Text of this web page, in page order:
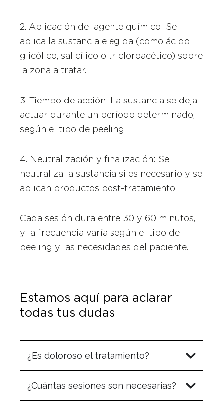
2. Aplicación del agente químico: Se
aplica la sustancia elegida (como ácido
glicólico, salicílico o tricloroacético) sobre
la zona a tratar.
3. Tiempo de acción: La sustancia se deja
actuar durante un período determinado,
según el tipo de peeling.
4. Neutralización y finalización: Se
neutraliza la sustancia si es necesario y se
aplican productos post-tratamiento.
Cada sesión dura entre 30 y 60 minutos,
y la frecuencia varía según el tipo de
peeling y las necesidades del paciente.
Estamos aquí para aclarar
todas tus dudas
¿Es doloroso el tratamiento?
¿Cuántas sesiones son necesarias?